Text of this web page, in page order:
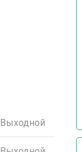
Выходной